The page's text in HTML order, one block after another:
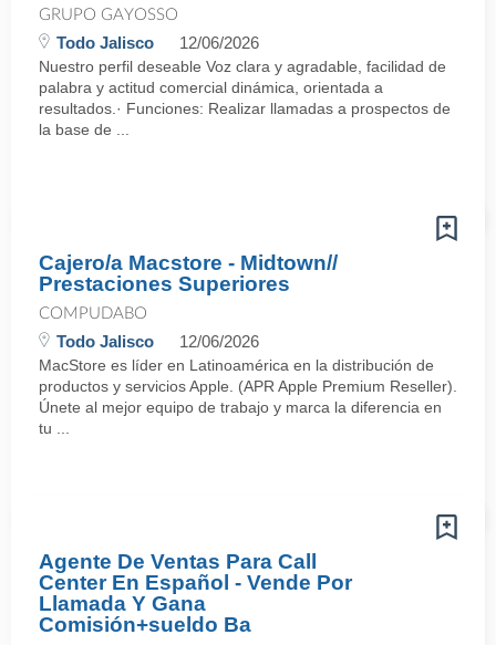
GRUPO GAYOSSO
Todo Jalisco 12/06/2026
Nuestro perfil deseable Voz clara y agradable, facilidad de
palabra y actitud comercial dinámica, orientada a
resultados.· Funciones: Realizar llamadas a prospectos de
la base de ...
Cajero/a Macstore - Midtown//
Prestaciones Superiores
COMPUDABO
Todo Jalisco 12/06/2026
MacStore es líder en Latinoamérica en la distribución de
productos y servicios Apple. (APR Apple Premium Reseller).
Únete al mejor equipo de trabajo y marca la diferencia en
tu ...
Agente De Ventas Para Call
Center En Español - Vende Por
Llamada Y Gana
Comisión+sueldo Ba